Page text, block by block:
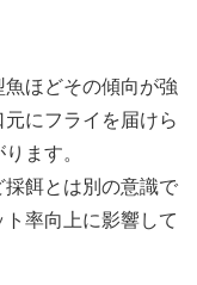
ほどその傾向が強
にフライを届けら
ます。
餌とは別の意識で
率向上に影響して